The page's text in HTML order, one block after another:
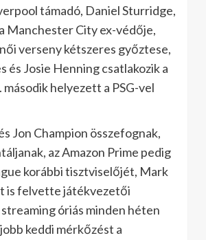
támadó, Daniel Sturridge,
Manchester City ex-védője,
verseny kétszeres győztese,
és Josie Henning csatlakozik a
helyezett a PSG-vel
Jon Champion összefognak,
az Amazon Prime pedig
korábbi tisztviselőjét, Mark
is felvette játékvezetői
óriás minden héten
keddi mérkőzést a